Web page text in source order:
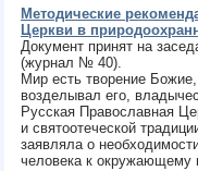
Методические
Церкви в
Документ принят на
(журнал № 40).
Мир есть творение
возделывал его,
Русская Православная
и святоотеческой
заявляла о
человека к окружающему